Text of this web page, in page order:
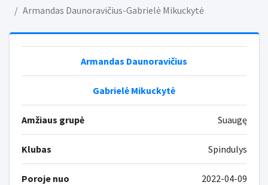
Armandas Daunoravičius-Gabrielė Mikuckytė
Armandas Daunoravičius
Gabrielė Mikuckytė
Amžiaus grupė Suaugę
Klubas Spindulys
Poroje nuo 2022-04-09